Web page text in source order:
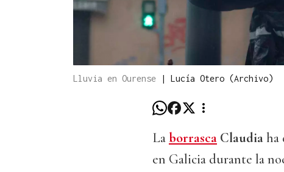
Lluvia en Ourense | Lucía Otero (Archivo)
Laborrasca Claudiaha
en Galicia durante la